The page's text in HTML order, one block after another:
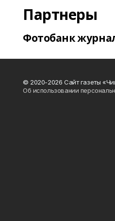
Партнеры
Фотобанк
© 2020-2026 Сайт газеты
Об использовании